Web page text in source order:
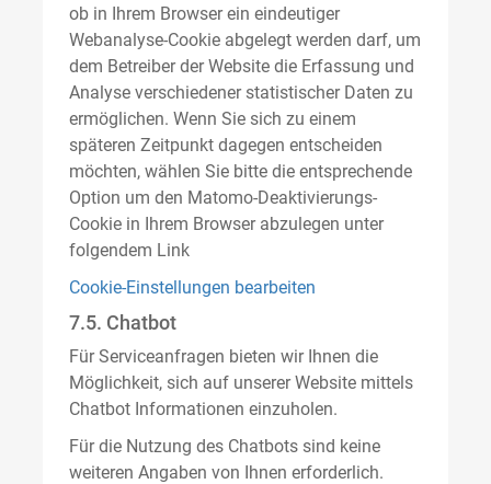
ob in Ihrem Browser ein eindeutiger
Webanalyse-Cookie abgelegt werden darf, um
dem Betreiber der Website die Erfassung und
Analyse verschiedener statistischer Daten zu
ermöglichen. Wenn Sie sich zu einem
späteren Zeitpunkt dagegen entscheiden
möchten, wählen Sie bitte die entsprechende
Option um den Matomo-Deaktivierungs-
Cookie in Ihrem Browser abzulegen unter
folgendem Link
Cookie-Einstellungen bearbeiten
7.5. Chatbot
Für Serviceanfragen bieten wir Ihnen die
Möglichkeit, sich auf unserer Website mittels
Chatbot Informationen einzuholen.
Für die Nutzung des Chatbots sind keine
weiteren Angaben von Ihnen erforderlich.